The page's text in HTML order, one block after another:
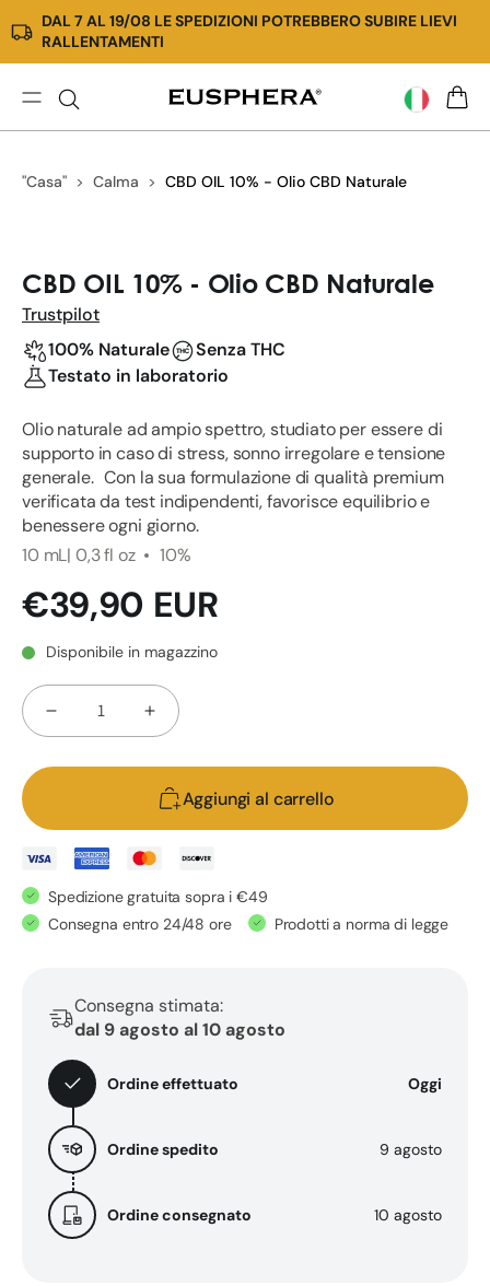
Vai
direttamente
ai
contenuti
DAL 7 AL 19/08 LE SPEDIZIONI POTREBBERO SUBIRE LIEVI
RALLENTAMENTI
-
"Casa" Calma CBD OIL 10% - Olio CBD Naturale
alle
informazioni
sul
prodotto
CBD OIL 10% - Olio CBD Naturale
Trustpilot
100% Naturale
Senza THC
Testato in laboratorio
Olio naturale ad ampio spettro, studiato per essere di
supporto in caso di stress, sonno irregolare e tensione
generale. Con la sua formulazione di qualità premium
verificata da test indipendenti, favorisce equilibrio e
benessere ogni giorno.
10 mL| 0,3 fl oz
10%
Prezzo
di
listino
€39,90 EUR
Disponibile in magazzino
Diminuisci
OIL
10%
-
Olio
Aumenta
CBD
OIL
10%
-
Olio
Aggiungi al carrello
Spedizione gratuita sopra i €49
Consegna entro 24/48 ore
Prodotti a norma di legge
Consegna stimata:
dal 9 agosto al 10 agosto
Ordine effettuato Oggi
Ordine spedito 9 agosto
Ordine consegnato 10 agosto